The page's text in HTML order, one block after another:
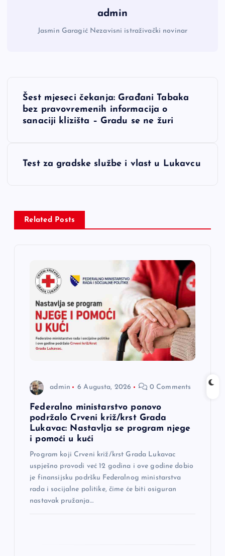
admin
Jasmin Garagić Nezavisni istraživački novinar
N
a
Šest mjeseci čekanja: Građani Tabaka
bez pravovremenih informacija o
sanaciji klizišta – Gradu se ne žuri
Test za gradske službe i vlast u Lukavcu
Related Posts
admin 6 Augusta, 2026 0 Comments
Federalno ministarstvo ponovo
podržalo Crveni križ/krst Grada
Lukavac: Nastavlja se program njege
i pomoći u kući
Program koji Crveni križ/krst Grada Lukavac
uspješno provodi već 12 godina i ove godine dobio
je finansijsku podršku Federalnog ministarstva
rada i socijalne politike, čime će biti osiguran
nastavak pružanja…